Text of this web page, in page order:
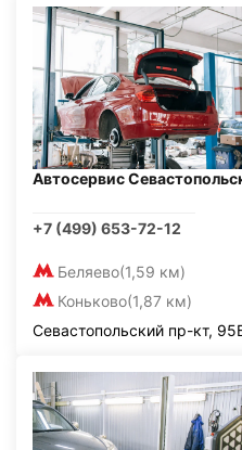
Автосервис
+7 (499) 653-72-12
Беляево(1,59 км)
Коньково(1,87 км)
Севастопольский пр-кт,